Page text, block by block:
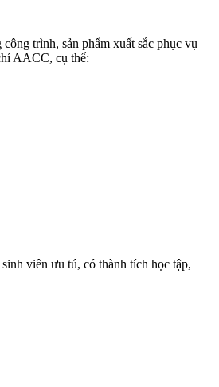
trình, sản phẩm xuất sắc phục vụ
AACC, cụ thể:
viên ưu tú, có thành tích học tập,